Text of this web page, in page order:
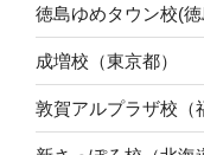
徳島ゆめタウン校(
成増校（東京都）
敦賀アルプラザ校（